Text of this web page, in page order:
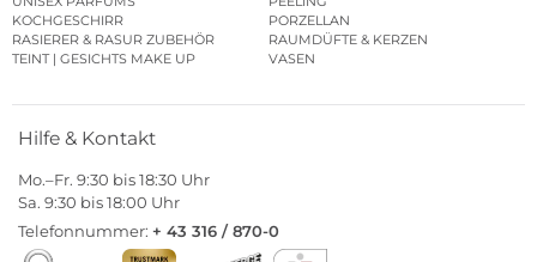
KOCHGESCHIRR
PORZELLAN
RASIERER & RASUR ZUBEHÖR
RAUMDÜFTE & KERZEN
TEINT | GESICHTS MAKE UP
VASEN
Hilfe & Kontakt
Mo.–Fr. 9:30 bis 18:30 Uhr
Sa. 9:30 bis 18:00 Uhr
Telefonnummer: + 43 316 / 870-0